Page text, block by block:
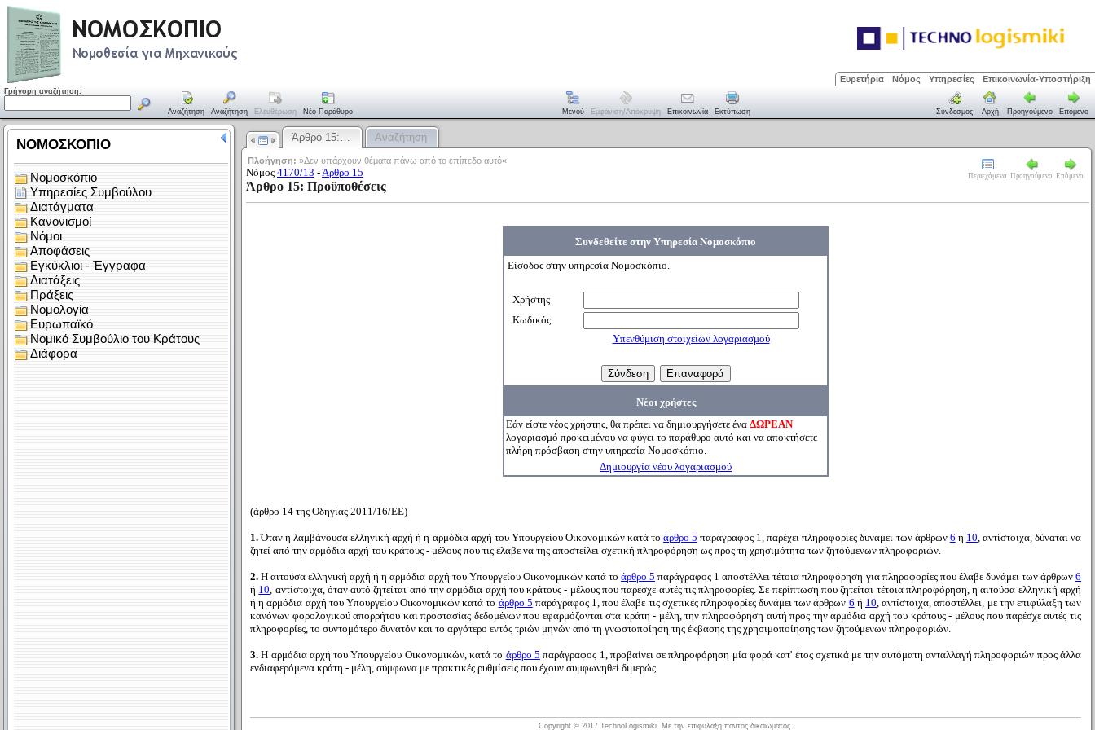
Ευρετήρια Νόμος Υπηρεσίες Επικοινωνία-Υποστήριξη
Γρήγορη αναζήτηση:
Αναζήτηση Αναζήτηση Ελευθέρωση Νέο Παράθυρο Μενού Εμφάνιση/απόκρυψη Επικοινωνία Εκτύπωση Σύνδεσμος Αρχή Προηγούμενο Επόμενο
Άρθρο 15:… Αναζήτηση